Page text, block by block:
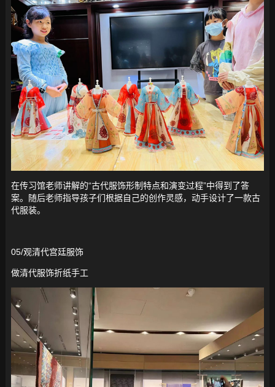
在传习馆老师讲解的“古代服饰形制特点和演变过程”中得到了答
案。随后老师指导孩子们根据自己的创作灵感，动手设计了一款古
代服装。
05/观清代宫廷服饰
做清代服饰折纸手工